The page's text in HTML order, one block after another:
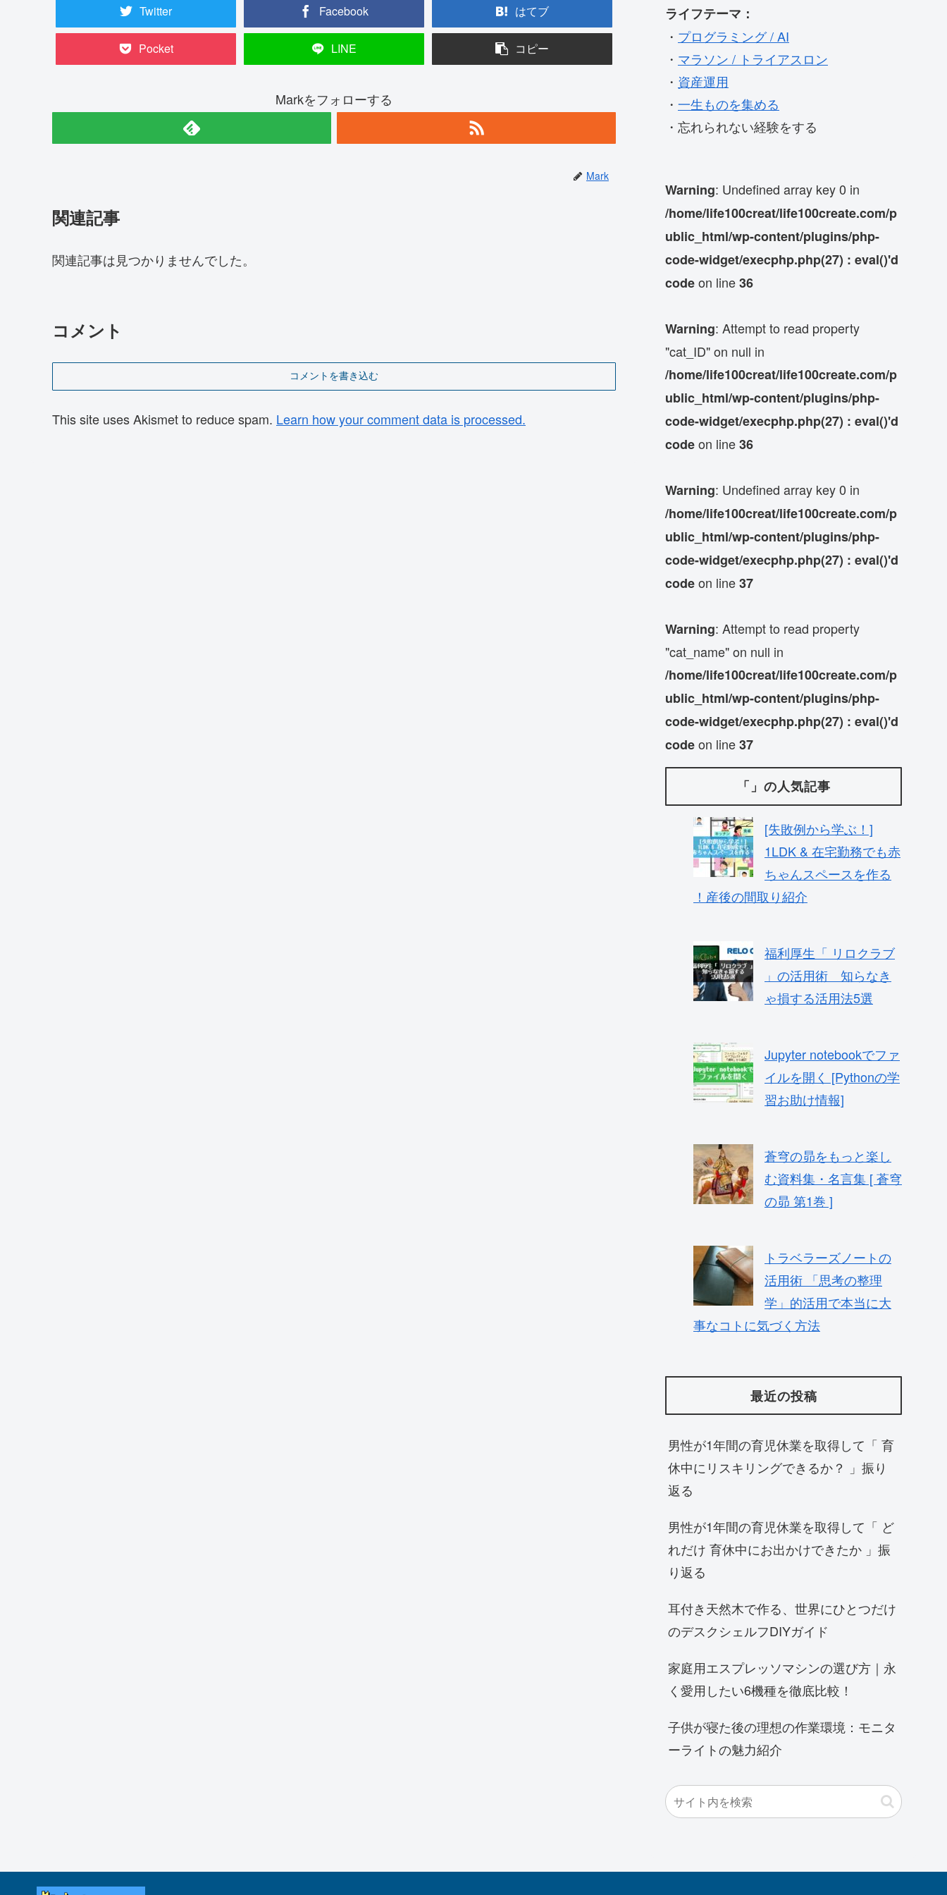
Twitter Facebook はてブ
Pocket LINE コピー
Markをフォローする
Mark
関連記事
関連記事は見つかりませんでした。
コメント
コメントを書き込む
This site uses Akismet to reduce spam. Learn how your comment data is processed.
ライフテーマ：
・ プログラミング / AI
・ マラソン / トライアスロン
・ 資産運用
・ 一生ものを集める
・忘れられない経験をする
Warning: Undefined array key 0 in
/home/life100creat/life100create.com/p
ublic_html/wp-content/plugins/php-
code-widget/execphp.php(27) : eval()'d
codeon line36
Warning: Attempt to read property
"cat_ID" on null in
/home/life100creat/life100create.com/p
ublic_html/wp-content/plugins/php-
code-widget/execphp.php(27) : eval()'d
codeon line36
Warning: Undefined array key 0 in
/home/life100creat/life100create.com/p
ublic_html/wp-content/plugins/php-
code-widget/execphp.php(27) : eval()'d
codeon line37
Warning: Attempt to read property
"cat_name" on null in
/home/life100creat/life100create.com/p
ublic_html/wp-content/plugins/php-
code-widget/execphp.php(27) : eval()'d
codeon line37
「」の人気記事
[失敗例から学ぶ！]
1LDK & 在宅勤務でも赤
ちゃんスペースを作る
！産後の間取り紹介
福利厚生「 リロクラブ
」の活用術 知らなき
ゃ損する活用法5選
Jupyter notebookでファ
イルを開く [Pythonの学
習お助け情報]
蒼穹の昴をもっと楽し
む資料集・名言集 [ 蒼穹
の昴 第1巻 ]
トラベラーズノートの
活用術 「思考の整理
学」的活用で本当に大
事なコトに気づく方法
最近の投稿
男性が1年間の育児休業を取得して「 育
休中にリスキリングできるか？ 」振り
返る
男性が1年間の育児休業を取得して「 ど
れだけ 育休中にお出かけできたか 」振
り返る
耳付き天然木で作る、世界にひとつだけ
のデスクシェルフDIYガイド
家庭用エスプレッソマシンの選び方｜永
く愛用したい6機種を徹底比較！
子供が寝た後の理想の作業環境：モニタ
ーライトの魅力紹介